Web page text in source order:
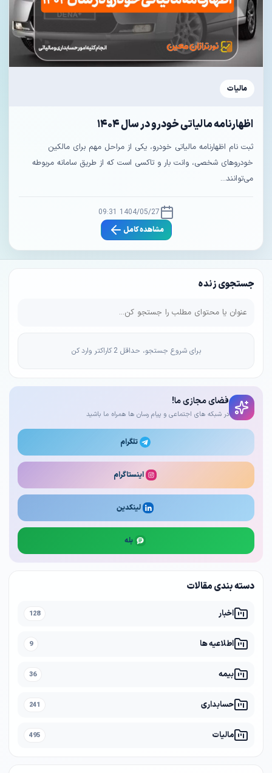
جستجوی زنده
برای شروع جستجو، حداقل 2 کاراکتر وارد کن
فضای مجازی ما!
در شبکه های اجتماعی و پیام رسان ها همراه ما باشید
تلگرام
اینستاگرام
لینکدین
بله
دسته بندی مقالات
اخبار 128
اطلاعیه ها 9
بیمه 36
حسابداری 241
مالیات 495
مالیات
اظهارنامه مالیاتی خودرو در سال ۱۴۰۴
ثبت نام اظهارنامه مالیاتی خودرو، یکی از مراحل مهم برای مالکین
خودروهای شخصی، وانت بار و تاکسی است که از طریق سامانه مربوطه
می‌توانند...
1404/05/27 09:31
مشاهده کامل